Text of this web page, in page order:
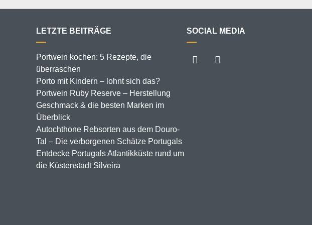
LETZTE BEITRÄGE
Portwein kochen: 5 Rezepte, die
überraschen
Porto mit Kindern – lohnt sich das?
Portwein Ruby Reserve – Herstellung
Geschmack & die besten Marken im
Überblick
Autochthone Rebsorten aus dem Douro-
Tal – Die verborgenen Schätze Portugals
Entdecke Portugals Atlantikküste rund um
die Küstenstadt Silveira
SOCIAL MEDIA